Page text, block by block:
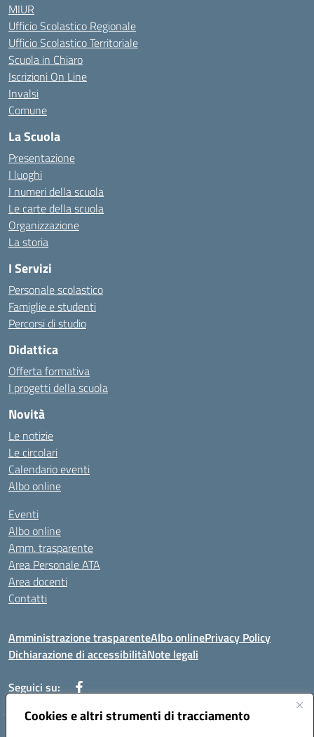
Cookies e altri strumenti di tracciamento
MIUR
Ufficio Scolastico Regionale
Ufficio Scolastico Territoriale
Scuola in Chiaro
Iscrizioni On Line
Invalsi
Comune
La Scuola
Presentazione
I luoghi
I numeri della scuola
Le carte della scuola
Organizzazione
La storia
I Servizi
Personale scolastico
Famiglie e studenti
Percorsi di studio
Didattica
Offerta formativa
I progetti della scuola
Novità
Le notizie
Le circolari
Calendario eventi
Albo online
Eventi
Albo online
Amm. trasparente
Area Personale ATA
Area docenti
Contatti
Amministrazione trasparenteAlbo onlinePrivacy Policy
Dichiarazione di accessibilitàNote legali
Seguici su: